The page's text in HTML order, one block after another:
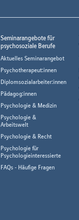
Seminarangebote für
psychosoziale Berufe
Aktuelles Seminarangebot
Psychotherapeut:innen
Diplomsozialarbeiter:innen
Pädagog:innen
Psychologie & Medizin
Psychologie &
Arbeitswelt
Psychologie & Recht
Psychologie für
Psychologieinteressierte
FAQs - Häufige Fragen